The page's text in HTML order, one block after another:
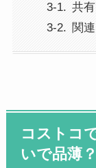
共
関連
コストコ
いで品薄？